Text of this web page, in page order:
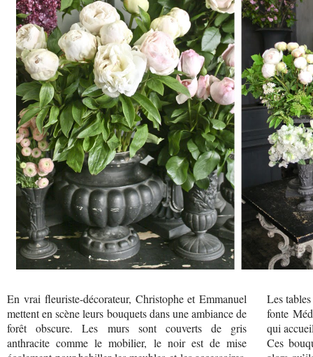
En vrai fleuriste-décorateur, Christophe et Emmanuel
mettent en scène leurs bouquets dans une ambiance de
forêt obscure. Les murs sont couverts de gris
anthracite comme le mobilier, le noir est de mise
Les
fonte
qui
Ces